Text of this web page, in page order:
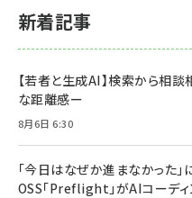
新着記事
【若者と生成AI】検索から相
な距離感ー
8月6日 6:30
「今日はなぜか進まなかった
OSS「Preflight」がAIコーデ